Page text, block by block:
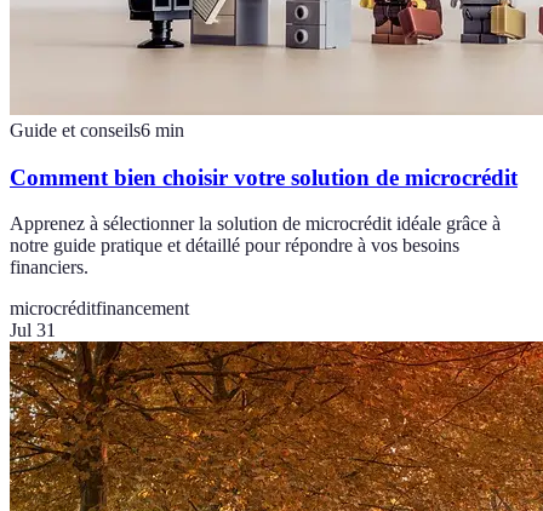
Guide et conseils6 min
Comment bien choisir votre solution de microcrédit
Apprenez à sélectionner la solution de microcrédit idéale grâce à
notre guide pratique et détaillé pour répondre à vos besoins
financiers.
microcréditfinancement
Jul 31